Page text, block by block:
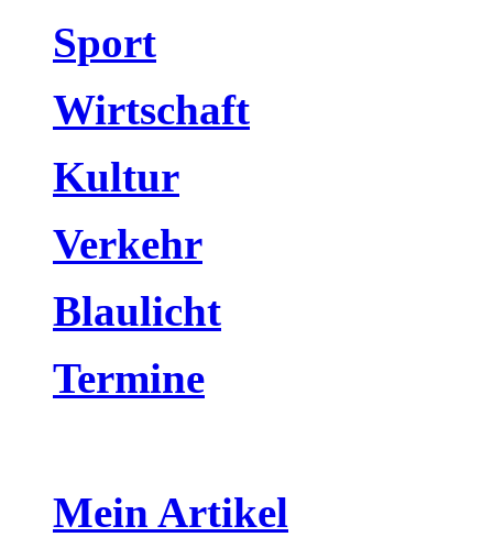
Sport
Wirtschaft
Kultur
Verkehr
Blaulicht
Termine
Mein Artikel